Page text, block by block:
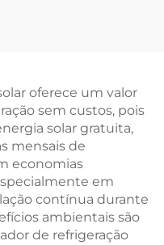
condicionador de ar
para exterior
oferece um valor
sem custos, pois
solar gratuita,
mensais de
economias
em
contínua durante
ambientais são
de refrigeração